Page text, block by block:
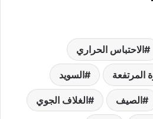
الاحتباس الحراري
المرتفعة السويد
الصيف الغلاف الجوي